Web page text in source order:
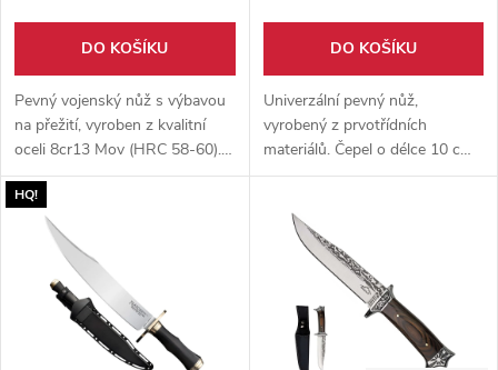
DO KOŠÍKU
Pevný vojenský nůž s výbavou
na přežití, vyroben z kvalitní
oceli 8cr13 Mov (HRC 58-60).
Součástí balení je též pouzdro,
jenž obsahuje skrytý
multifunkční nůž a prak.
DO KOŠÍKU
Univerzální pevný nůž,
vyrobený z prvotřídních
materiálů. Čepel o délce 10 cm
z nerezové oceli 3cr13. Rukojeť
Kožené pouzdro na opasek.
HQ!